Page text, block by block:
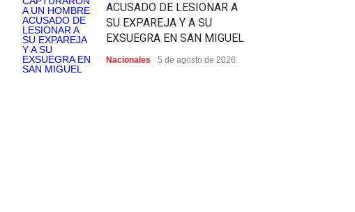
ACUSADO DE LESIONAR A
SU EXPAREJA Y A SU
EXSUEGRA EN SAN MIGUEL
Nacionales 5 de agosto de 2026